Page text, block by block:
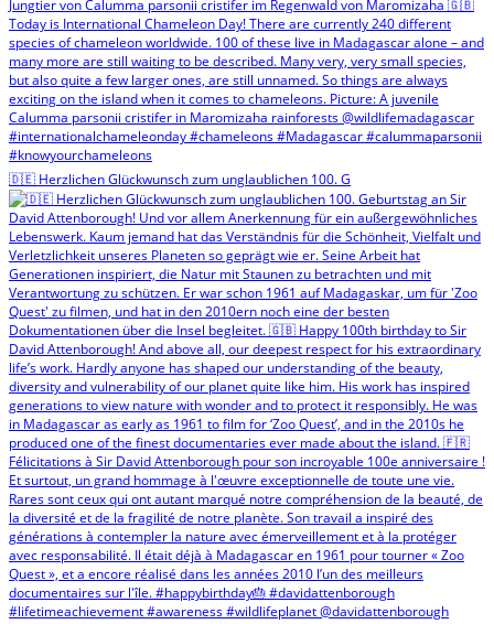
🇩🇪 Herzlichen Glückwunsch zum unglaublichen 100. G